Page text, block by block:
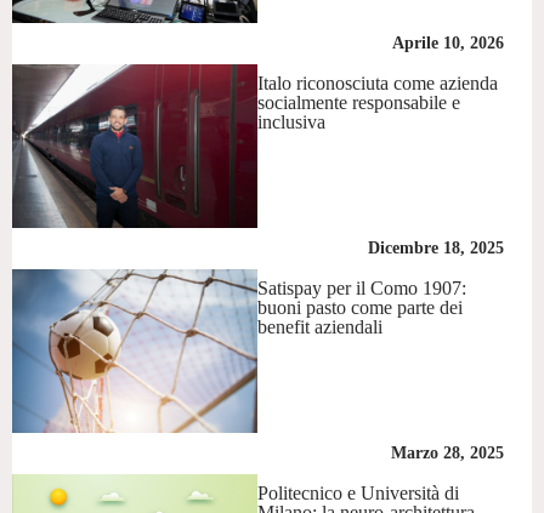
Aprile 10, 2026
Italo riconosciuta come azienda
socialmente responsabile e
inclusiva
Dicembre 18, 2025
Satispay per il Como 1907:
buoni pasto come parte dei
benefit aziendali
Marzo 28, 2025
Politecnico e Università di